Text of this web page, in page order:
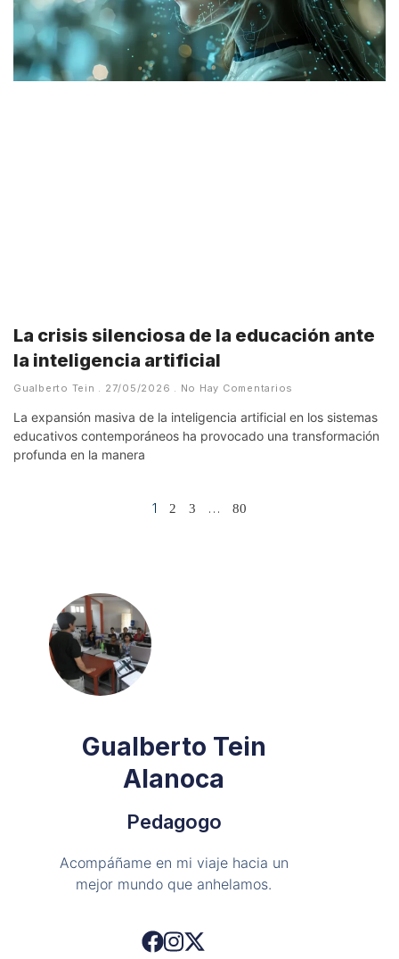
La crisis silenciosa de la educación ante
la inteligencia artificial
Gualberto Tein 27/05/2026 No Hay Comentarios
La expansión masiva de la inteligencia artificial en los sistemas
educativos contemporáneos ha provocado una transformación
profunda en la manera
1 2 3 … 80
Gualberto Tein
Alanoca
Pedagogo
Acompáñame en mi viaje hacia un
mejor mundo que anhelamos.